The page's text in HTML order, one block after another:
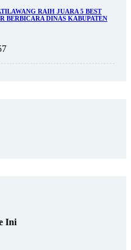
RAIH JUARA 5 BEST
BERBICARA DINAS KABUPATEN
Ini